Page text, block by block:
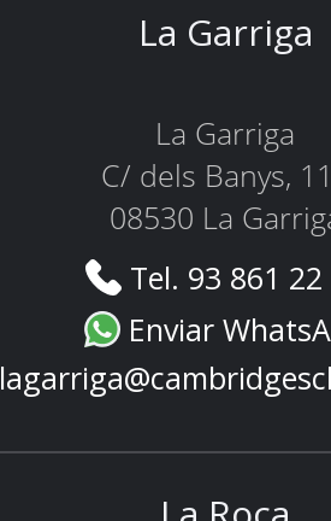
La Garriga
La Garriga
C/ dels Banys,
08530 La
Tel. 93 861
Enviar